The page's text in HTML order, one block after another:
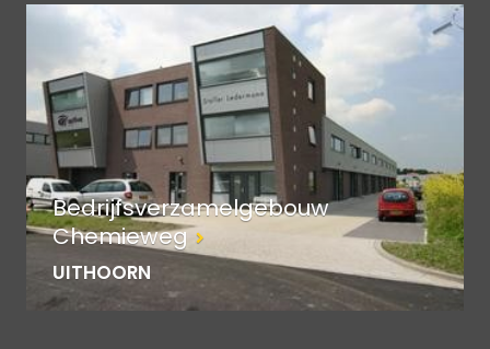
Bedrijfsverzamelgebouw
Chemieweg
UITHOORN